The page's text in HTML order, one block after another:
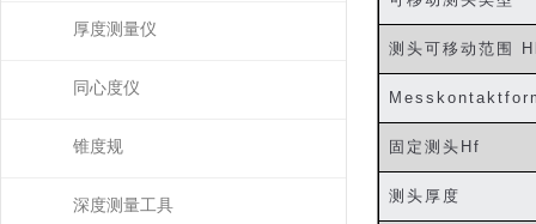
厚度测量仪
同心度仪
锥度规
深度测量工具
测头可移动范围
固定测头 Hf
测头厚度